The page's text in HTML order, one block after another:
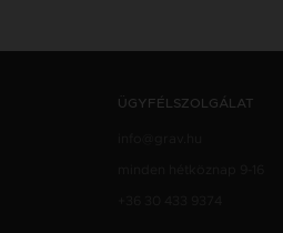
ÜGYFÉLSZOLGÁLAT